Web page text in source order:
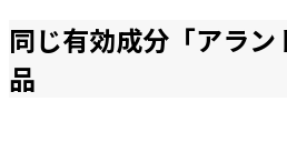
同じ有効成分「アラン
品